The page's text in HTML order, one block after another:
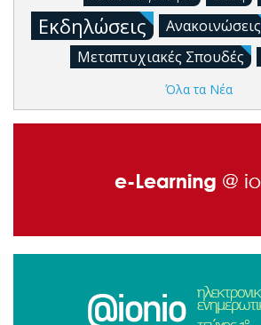
Εκδηλώσεις Ανακοινώσεις
Μεταπτυχιακές Σπουδές
Όλα τα Νέα